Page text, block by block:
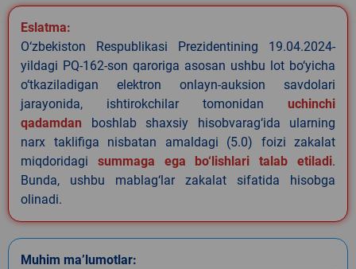
Eslatma:
O‘zbekiston Respublikasi Prezidentining 19.04.2024-
yildagi PQ-162-son qaroriga asosan ushbu lot bo‘yicha
o‘tkaziladigan elektron onlayn-auksion savdolari
jarayonida, ishtirokchilar tomonidan uchinchi
qadamdan boshlab shaxsiy hisobvarag‘ida ularning
narx taklifiga nisbatan amaldagi (5.0) foizi zakalat
miqdoridagi summaga ega bo‘lishlari talab etiladi.
Bunda, ushbu mablag‘lar zakalat sifatida hisobga
olinadi.
Muhim ma’lumotlar: